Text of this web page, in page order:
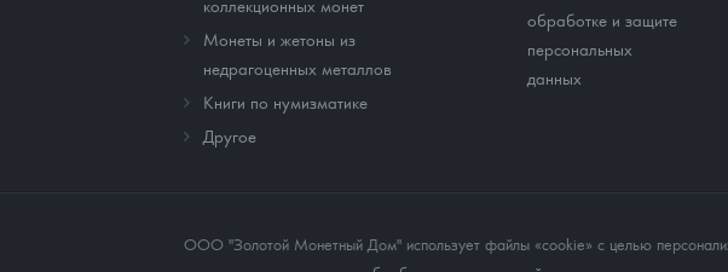
коллекционных монет
Монеты и жетоны из
недрагоценных металлов
Книги по нумизматике
Другое
обработке и защите
персональных
данных
ООО "Золотой Монетный Дом" использует файлы «cookie» с целью